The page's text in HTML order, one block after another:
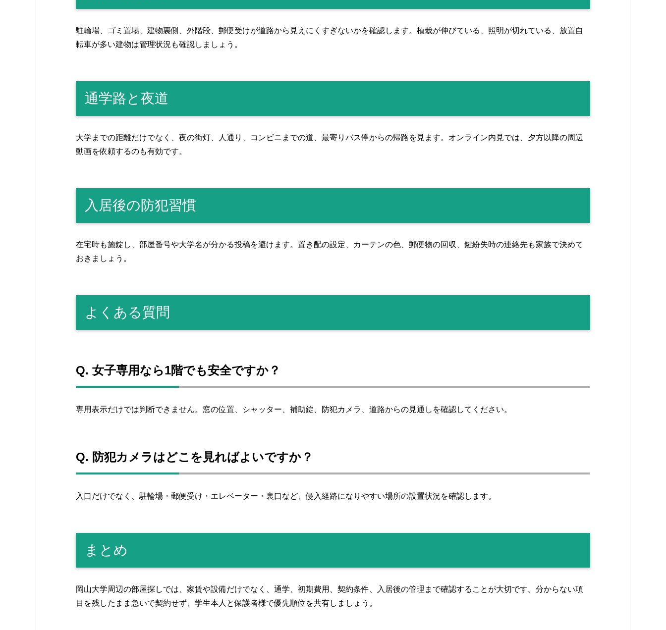
駐輪場、ゴミ置場、建物裏側、外階段、郵便受けが道路から見えにくすぎないかを確認します。植栽が伸びている、照明が切れている、放置自
転車が多い建物は管理状況も確認しましょう。
通学路と夜道
大学までの距離だけでなく、夜の街灯、人通り、コンビニまでの道、最寄りバス停からの帰路を見ます。オンライン内見では、夕方以降の周辺
動画を依頼するのも有効です。
入居後の防犯習慣
在宅時も施錠し、部屋番号や大学名が分かる投稿を避けます。置き配の設定、カーテンの色、郵便物の回収、鍵紛失時の連絡先も家族で決めて
おきましょう。
よくある質問
Q. 女子専用なら1階でも安全ですか？
専用表示だけでは判断できません。窓の位置、シャッター、補助錠、防犯カメラ、道路からの見通しを確認してください。
Q. 防犯カメラはどこを見ればよいですか？
入口だけでなく、駐輪場・郵便受け・エレベーター・裏口など、侵入経路になりやすい場所の設置状況を確認します。
まとめ
岡山大学周辺の部屋探しでは、家賃や設備だけでなく、通学、初期費用、契約条件、入居後の管理まで確認することが大切です。分からない項
目を残したまま急いで契約せず、学生本人と保護者様で優先順位を共有しましょう。